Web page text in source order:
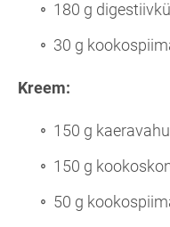
180 g
30 g
Kreem:
150 g
150 g
50 g